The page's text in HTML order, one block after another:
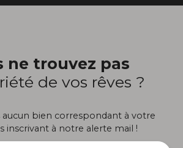
ne trouvez pas
de vos rêves ?
aucun bien correspondant à votre
inscrivant à notre alerte mail !